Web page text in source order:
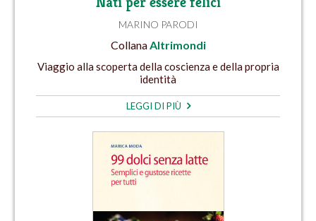
MARINO PARODI
CollanaAltrimondi
Viaggio alla scoperta della coscienza e della propria
identità
LEGGI DI PIÙ